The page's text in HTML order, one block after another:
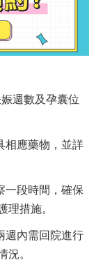
週數及孕囊位
相應藥物，並詳
一段時間，確保
措施。
週內需回院進行
。